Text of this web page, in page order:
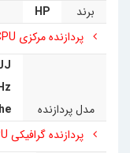
برند
HP
پردازنده مرکزی CPU
مدل پردازنده
پردازنده گرافیکی GPU